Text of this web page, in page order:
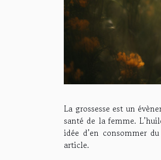
La grossesse est un
santé de la femme.
idée d’en consommer
article.